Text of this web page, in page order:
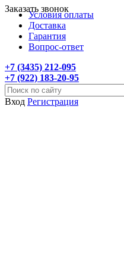
Условия оплаты
Доставка
Гарантия
Вопрос-ответ
+7 (3435) 212-095
+7 (922) 183-20-95
Заказать звонок
Вход Регистрация